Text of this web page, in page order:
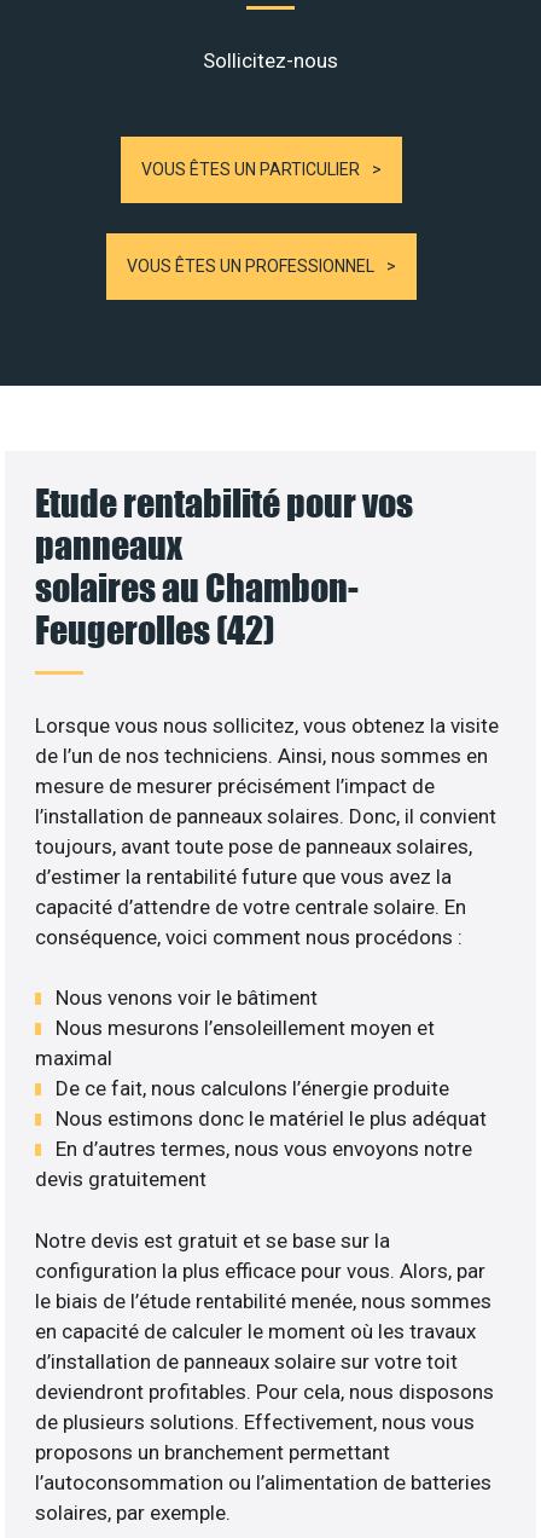
Sollicitez-nous
VOUS ÊTES UN PARTICULIER
VOUS ÊTES UN PROFESSIONNEL
Etude rentabilité pour vos
panneaux
solaires au Chambon-
Feugerolles (42)
Lorsque vous nous sollicitez, vous obtenez la visite
de l’un de nos techniciens. Ainsi, nous sommes en
mesure de mesurer précisément l’impact de
l’installation de panneaux solaires. Donc, il convient
toujours, avant toute pose de panneaux solaires,
d’estimer la rentabilité future que vous avez la
capacité d’attendre de votre centrale solaire. En
conséquence, voici comment nous procédons :
Nous venons voir le bâtiment
Nous mesurons l’ensoleillement moyen et
maximal
De ce fait, nous calculons l’énergie produite
Nous estimons donc le matériel le plus adéquat
En d’autres termes, nous vous envoyons notre
devis gratuitement
Notre devis est gratuit et se base sur la
configuration la plus efficace pour vous. Alors, par
le biais de l’étude rentabilité menée, nous sommes
en capacité de calculer le moment où les travaux
d’installation de panneaux solaire sur votre toit
deviendront profitables. Pour cela, nous disposons
de plusieurs solutions. Effectivement, nous vous
proposons un branchement permettant
l’autoconsommation ou l’alimentation de batteries
solaires, par exemple.